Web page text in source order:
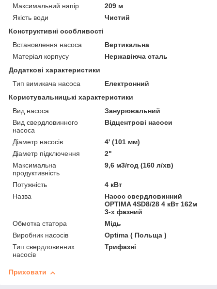
Максимальний напір
209 м
Якість води
Чистий
Конструктивні особливості
Встановлення насоса
Вертикальна
Матеріал корпусу
Нержавіюча сталь
Додаткові характеристики
Тип вимикача насоса
Електронний
Користувальницькі характеристики
Вид насоса
Занурювальний
Вид свердловинного
насоса
Відцентрові насоси
Діаметр насосів
4' (101 мм)
Діаметр підключення
2"
Максимальна
продуктивність
9,6 м3/год (160 л/хв)
Потужність
4 кВт
Назва
Насос свердловинний
OPTIMA 4SD8/28 4 кВт 162м
3-х фазний
Обмотка статора
Мідь
Виробник насосів
Optima ( Польща )
Тип свердловинних
насосів
Трифазні
Приховати